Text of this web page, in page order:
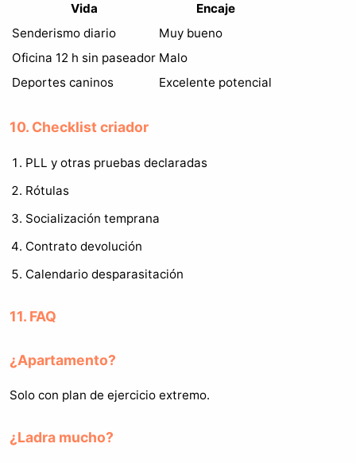
Vida
Encaje
Senderismo diario
Muy bueno
Oficina 12 h sin paseador Malo
Deportes caninos
Excelente potencial
10. Checklist criador
PLL y otras pruebas declaradas
Rótulas
Socialización temprana
Contrato devolución
Calendario desparasitación
11. FAQ
¿Apartamento?
Solo con plan de ejercicio extremo.
¿Ladra mucho?